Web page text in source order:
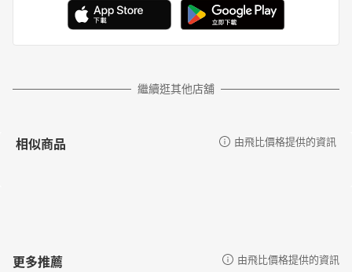
繼續逛其他店舖
相似商品 由飛比價格提供的資訊
更多推薦 由飛比價格提供的資訊